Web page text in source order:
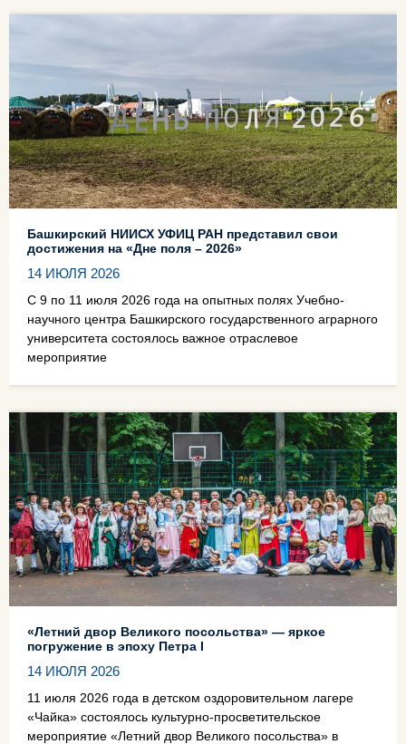
Башкирский НИИСХ УФИЦ РАН представил свои
достижения на «Дне поля – 2026»
14 ИЮЛЯ 2026
С 9 по 11 июля 2026 года на опытных полях Учебно-
научного центра Башкирского государственного аграрного
университета состоялось важное отраслевое
мероприятие
«Летний двор Великого посольства» — яркое
погружение в эпоху Петра I
14 ИЮЛЯ 2026
11 июля 2026 года в детском оздоровительном лагере
«Чайка» состоялось культурно‑просветительское
мероприятие «Летний двор Великого посольства» в